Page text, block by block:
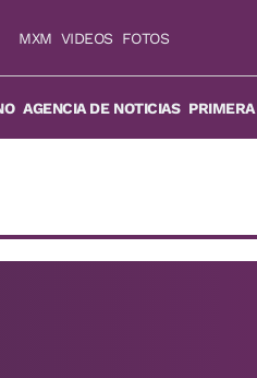
MXM VIDEOS FOTOS
AGENCIA DE NOTICIAS